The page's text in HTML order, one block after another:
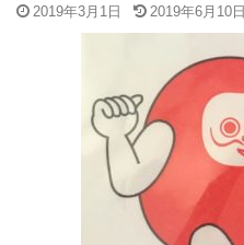
2019年3月1日 2019年6月10日